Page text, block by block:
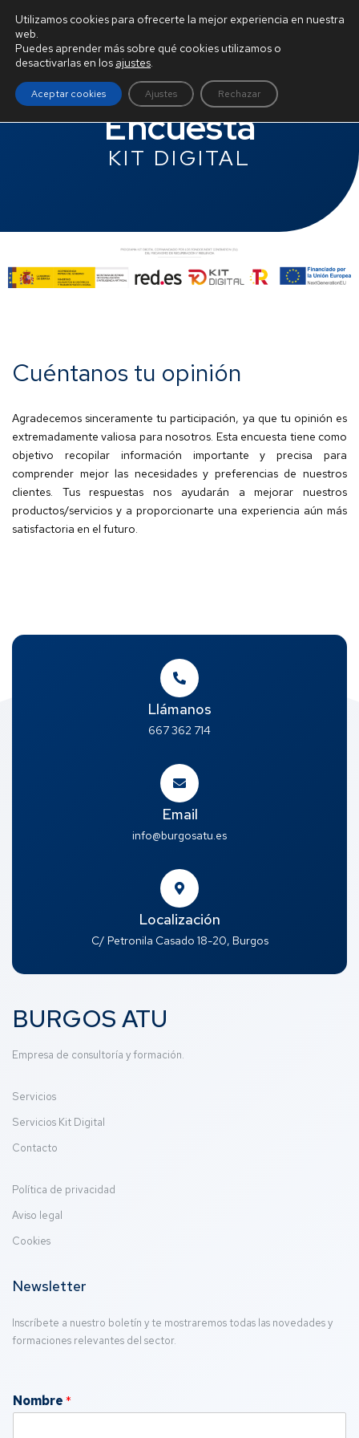
BURGOS ATU
Encuesta
KIT DIGITAL
Cuéntanos tu opinión
Agradecemos sinceramente tu participación, ya que tu opinión es
extremadamente valiosa para nosotros. Esta encuesta tiene como
objetivo recopilar información importante y precisa para
comprender mejor las necesidades y preferencias de nuestros
clientes. Tus respuestas nos ayudarán a mejorar nuestros
productos/servicios y a proporcionarte una experiencia aún más
satisfactoria en el futuro.
Llámanos
667 362 714
Email
info@burgosatu.es
Localización
C/ Petronila Casado 18-20, Burgos
BURGOS ATU
Empresa de consultoría y formación.
Servicios
Servicios Kit Digital
Contacto
Política de privacidad
Aviso legal
Cookies
Newsletter
Inscríbete a nuestro boletín y te mostraremos todas las novedades y
formaciones relevantes del sector.
Nombre*
Utilizamos cookies para ofrecerte la mejor experiencia en nuestra
web.
Puedes aprender más sobre qué cookies utilizamos o
desactivarlas en los ajustes.
Aceptar cookies Rechazar
Ajustes